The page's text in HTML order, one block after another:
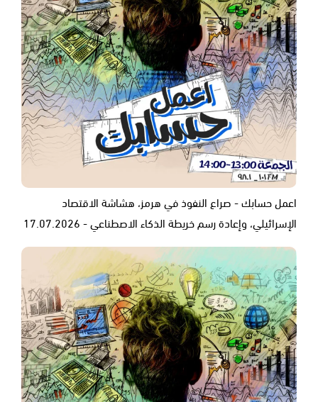
اعمل حسابك - صراع النفوذ في هرمز، هشاشة الاقتصاد
الإسرائيلي، وإعادة رسم خريطة الذكاء الاصطناعي - 17.07.2026